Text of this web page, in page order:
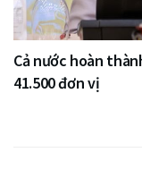
Cả nước hoàn
41.500 đơn vị